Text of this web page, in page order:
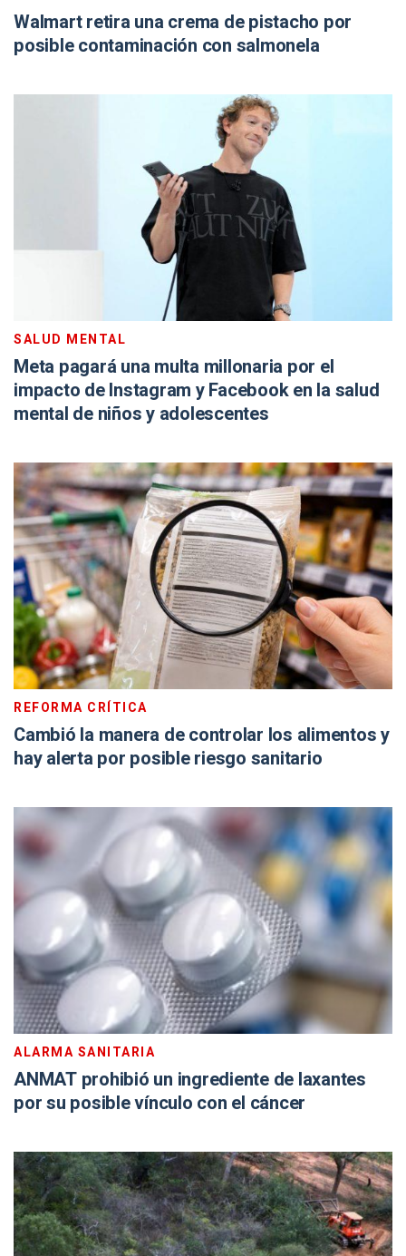
Walmart retira una crema de pistacho por
posible contaminación con salmonela
SALUD MENTAL
Meta pagará una multa millonaria por el
impacto de Instagram y Facebook en la salud
mental de niños y adolescentes
REFORMA CRÍTICA
Cambió la manera de controlar los alimentos y
hay alerta por posible riesgo sanitario
ALARMA SANITARIA
ANMAT prohibió un ingrediente de laxantes
por su posible vínculo con el cáncer